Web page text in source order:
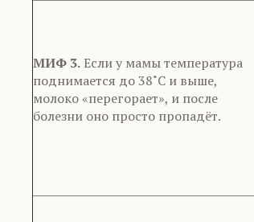
МИФ 3. Если у мамы температура
поднимается до 38˚С и выше,
молоко «перегорает», и после
болезни оно просто пропадёт.